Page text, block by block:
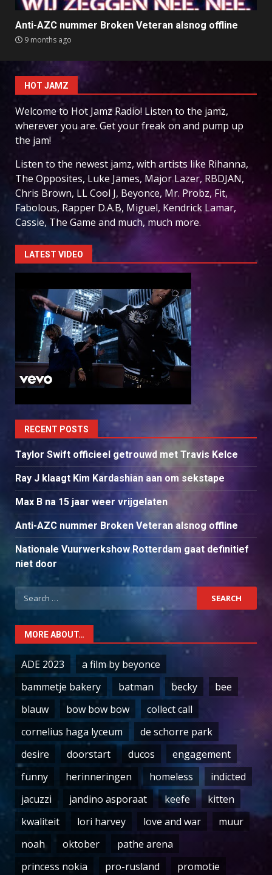
Anti-AZC nummer Broken Veteran alsnog offline
9 months ago
HOT JAMZ
Welcome to Hot Jamz Radio! Listen to the jamz,
wherever you are. Get your freak on and pump up
the jam!
Listen to the newest jamz, with artists like Rihanna,
The Opposites, Luke James, Major Lazer, RBDJAN,
Chris Brown, LL Cool J, Beyonce, Mr. Probz, Fit,
Fabolous, Rapper D.A.B, Miguel, Kendrick Lamar,
Cassie, The Game and much, much more.
LATEST VIDEO
RECENT POSTS
Taylor Swift officieel getrouwd met Travis Kelce
Ray J klaagt Kim Kardashian aan om sekstape
Max B na 15 jaar weer vrijgelaten
Anti-AZC nummer Broken Veteran alsnog offline
Nationale Vuurwerkshow Rotterdam gaat definitief
niet door
Search
for:
MORE ABOUT…
ADE 2023
a film by beyonce
bammetje bakery
batman becky
bee
blauw
bow bow bow
collect call
cornelius haga lyceum
de schorre park
desire
doorstart ducos
engagement
funny
herinneringen homeless
indicted
jacuzzi
jandino asporaat keefe
kitten
kwaliteit
lori harvey love and war
muur
noah
oktober
pathe arena
princess nokia
pro-rusland promotie